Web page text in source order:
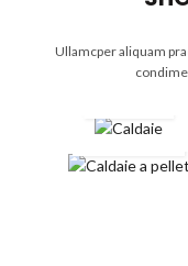
Ullamcper aliquam
pellet